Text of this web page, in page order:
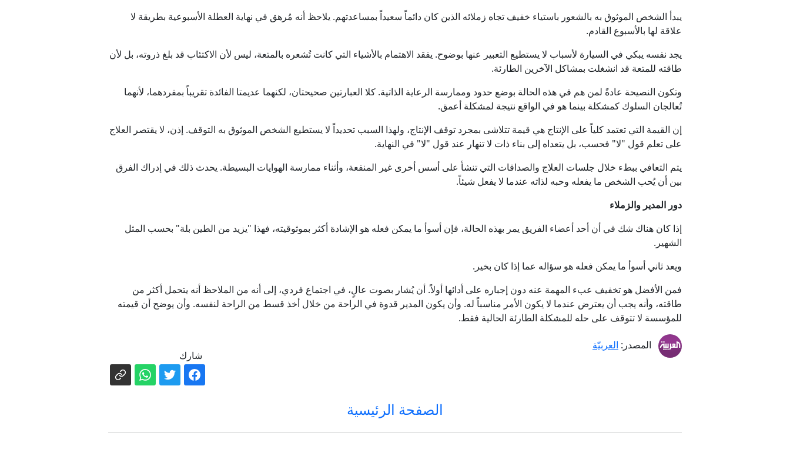
يبدأ الشخص الموثوق به بالشعور باستياء خفيف تجاه زملائه الذين كان دائماً سعيداً بمساعدتهم. يلاحظ أنه مُرهق في نهاية العطلة الأسبوعية بطريقة لا
علاقة لها بالأسبوع القادم.
يجد نفسه يبكي في السيارة لأسباب لا يستطيع التعبير عنها بوضوح. يفقد الاهتمام بالأشياء التي كانت تُشعره بالمتعة، ليس لأن الاكتئاب قد بلغ ذروته، بل لأن
طاقته للمتعة قد انشغلت بمشاكل الآخرين الطارئة.
وتكون النصيحة عادةً لمن هم في هذه الحالة بوضع حدود وممارسة الرعاية الذاتية. كلا العبارتين صحيحتان، لكنهما عديمتا الفائدة تقريباً بمفردهما، لأنهما
تُعالجان السلوك كمشكلة بينما هو في الواقع نتيجة لمشكلة أعمق.
إن القيمة التي تعتمد كلياً على الإنتاج هي قيمة تتلاشى بمجرد توقف الإنتاج، ولهذا السبب تحديداً لا يستطيع الشخص الموثوق به التوقف. إذن، لا يقتصر العلاج
على تعلم قول "لا" فحسب، بل يتعداه إلى بناء ذات لا تنهار عند قول "لا" في النهاية.
يتم التعافي ببطء خلال جلسات العلاج والصداقات التي تنشأ على أسس أخرى غير المنفعة، وأثناء ممارسة الهوايات البسيطة. يحدث ذلك في إدراك الفرق
بين أن يُحب الشخص ما يفعله وحبه لذاته عندما لا يفعل شيئاً.
دور المدير والزملاء
إذا كان هناك شك في أن أحد أعضاء الفريق يمر بهذه الحالة، فإن أسوأ ما يمكن فعله هو الإشادة أكثر بموثوقيته، فهذا "يزيد من الطين بلة" بحسب المثل
الشهير.
ويعد ثاني أسوأ ما يمكن فعله هو سؤاله عما إذا كان بخير.
فمن الأفضل هو تخفيف عبء المهمة عنه دون إجباره على أدائها أولاً. أن يُشار بصوت عالٍ، في اجتماع فردي، إلى أنه من الملاحظ أنه يتحمل أكثر من
طاقته، وأنه يجب أن يعترض عندما لا يكون الأمر مناسباً له. وأن يكون المدير قدوة في الراحة من خلال أخذ قسط من الراحة لنفسه. وأن يوضح أن قيمته
للمؤسسة لا تتوقف على حله للمشكلة الطارئة الحالية فقط.
المصدر: العربيّة
شارك
الصفحة الرئيسية